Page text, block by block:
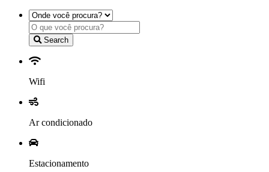
Search
Wifi
Ar condicionado
Estacionamento